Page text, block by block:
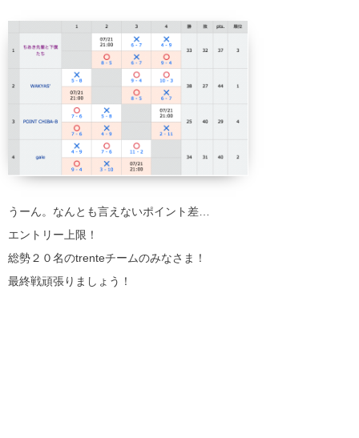
うーん。なんとも言えないポイント差…
エントリー上限！
総勢２０名のtrenteチームのみなさま！
最終戦頑張りましょう！